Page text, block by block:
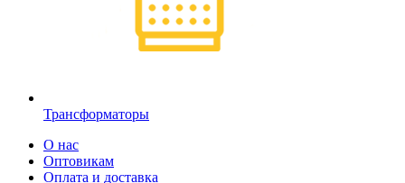
Трансформаторы
О нас
Оптовикам
Оплата и доставка